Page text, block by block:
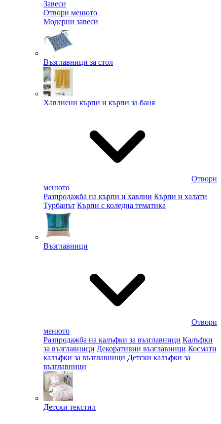
Завеси
Отвори менюто
Модерни завеси
Възглавници за стол
Хавлиени кърпи и кърпи за баня
Отвори
менюто
Разпродажба на кърпи и хавлии Кърпи и халати
Турбанът Кърпи с коледна тематика
Възглавници
Отвори
менюто
Разпродажба на калъфки за възглавници Калъфки
за възглавници Декоративни възглавници Космати
калъфки за възглавници Детски калъфки за
възглавници
Детски текстил